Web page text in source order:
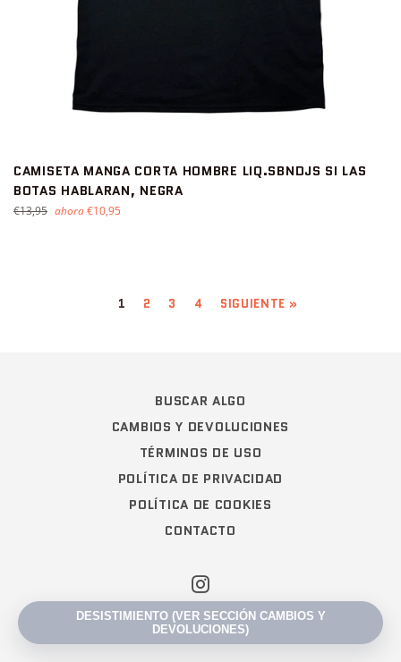
CAMISETA MANGA CORTA HOMBRE LIQ.SBNDJS SI LAS
BOTAS HABLARAN, NEGRA
Precio
€13,95 ahora€10,95
1 2 3 4 SIGUIENTE »
BUSCAR ALGO
CAMBIOS Y DEVOLUCIONES
TÉRMINOS DE USO
POLÍTICA DE PRIVACIDAD
POLÍTICA DE COOKIES
CONTACTO
Instagram
Liquidación Sabandijas.Tecnología de Shopify